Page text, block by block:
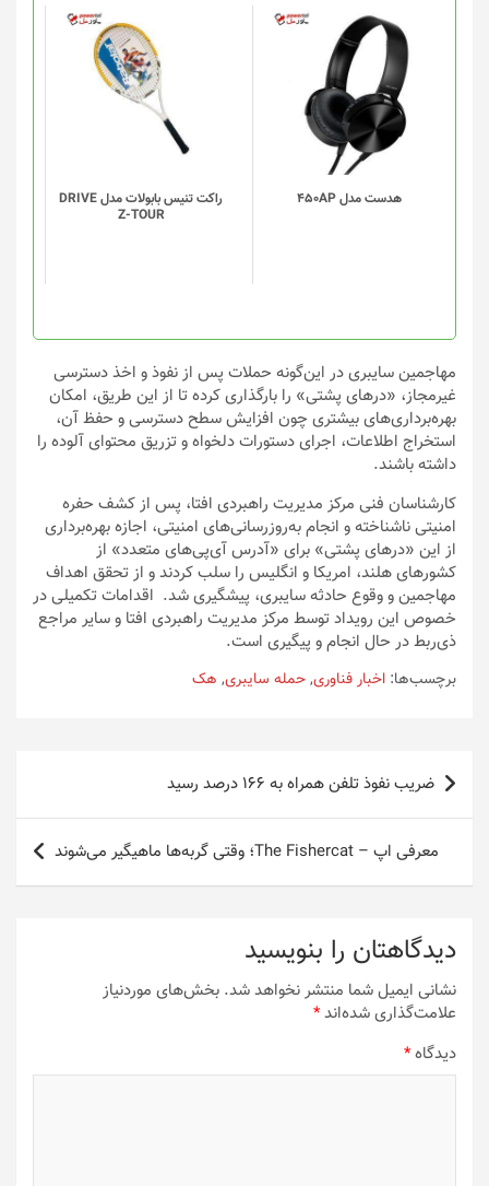
محصول
انتخاب
شوند
محصول
انتخاب
شوند
هدست مدل 450AP
راکت تنیس بابولات مدل DRIVE
Z-TOUR
مهاجمین سایبری در این‌گونه حملات پس از نفوذ و اخذ دسترسی
غیرمجاز، «درهای پشتی» را بارگذاری کرده تا از این طریق، امکان
بهره‌برداری‌های بیشتری چون افزایش سطح دسترسی و حفظ آن،
استخراج اطلاعات، اجرای دستورات دلخواه و تزریق محتوای آلوده را
داشته باشند.
کارشناسان فنی مرکز مدیریت راهبردی افتا، پس از کشف حفره
امنیتی ناشناخته و انجام به‌روزرسانی‌های امنیتی، اجازه بهره‌برداری
از این «درهای پشتی» برای «آدرس آی‌پی‌های متعدد» از
کشورهای هلند، امریکا و انگلیس را سلب کردند و از تحقق اهداف
مهاجمین و وقوع حادثه سایبری، پیشگیری شد. اقدامات تکمیلی در
خصوص این رویداد توسط مرکز مدیریت راهبردی افتا و سایر مراجع
ذی‌ربط در حال انجام و پیگیری است.
برچسب‌ها: اخبار فناوری,حمله سایبری, هک
راهبری
نوشته
ضریب نفوذ تلفن همراه به ۱۶۶ درصد رسید
معرفی اپ – The Fishercat؛ وقتی گربه‌ها ماهیگیر می‌شوند
دیدگاهتان را بنویسید
نشانی ایمیل شما منتشر نخواهد شد. بخش‌های موردنیاز
علامت‌گذاری شده‌اند*
دیدگاه*